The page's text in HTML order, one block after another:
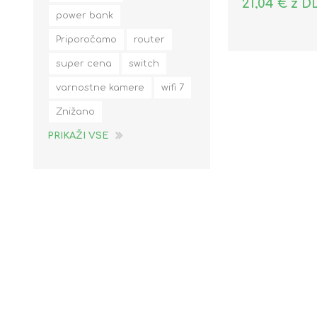
21,04 € z
power bank
Priporočamo router
super cena switch
varnostne kamere wifi 7
Znižano
PRIKAŽI VSE